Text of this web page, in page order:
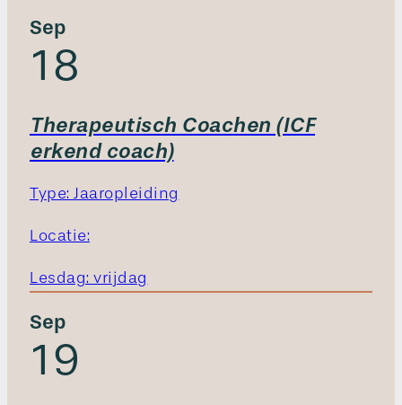
Sep
18
Therapeutisch Coachen (ICF
erkend coach)
Type: Jaaropleiding
Locatie:
Lesdag: vrijdag
Sep
19